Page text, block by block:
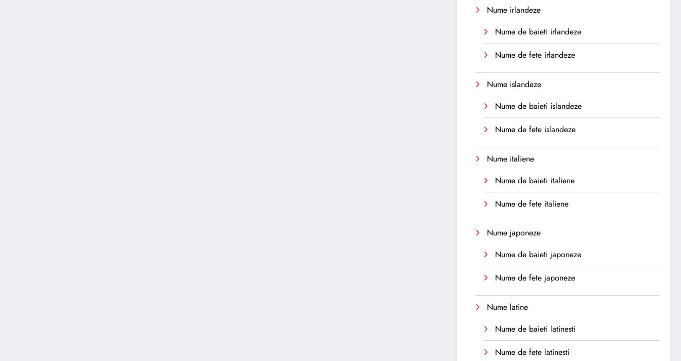
Nume irlandeze
Nume de baieti irlandeze
Nume de fete irlandeze
Nume islandeze
Nume de baieti islandeze
Nume de fete islandeze
Nume italiene
Nume de baieti italiene
Nume de fete italiene
Nume japoneze
Nume de baieti japoneze
Nume de fete japoneze
Nume latine
Nume de baieti latinesti
Nume de fete latinesti